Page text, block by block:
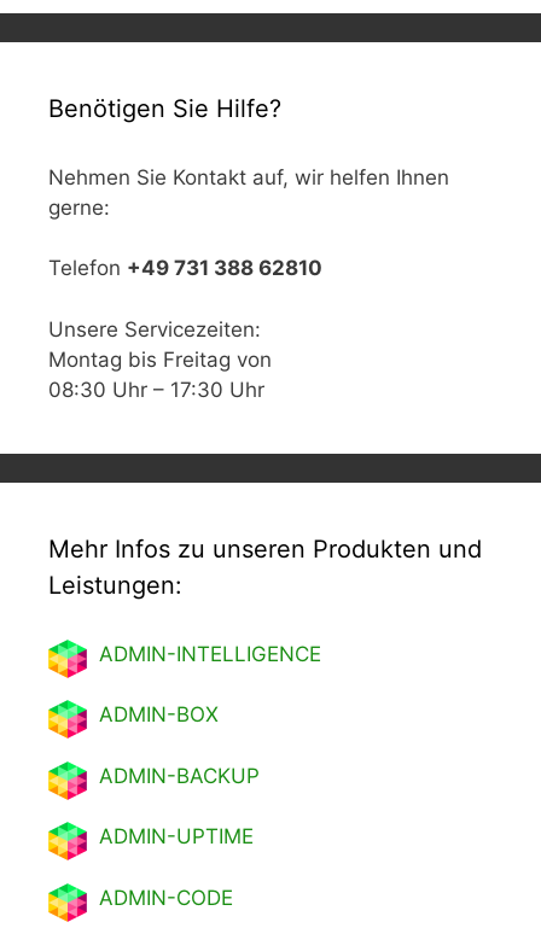
Benötigen Sie Hilfe?
Nehmen Sie Kontakt auf, wir helfen Ihnen
gerne:
Telefon +49 731 388 62810
Unsere Servicezeiten:
Montag bis Freitag von
08:30 Uhr – 17:30 Uhr
Mehr Infos zu unseren Produkten und
Leistungen:
ADMIN-INTELLIGENCE
ADMIN-BOX
ADMIN-BACKUP
ADMIN-UPTIME
ADMIN-CODE